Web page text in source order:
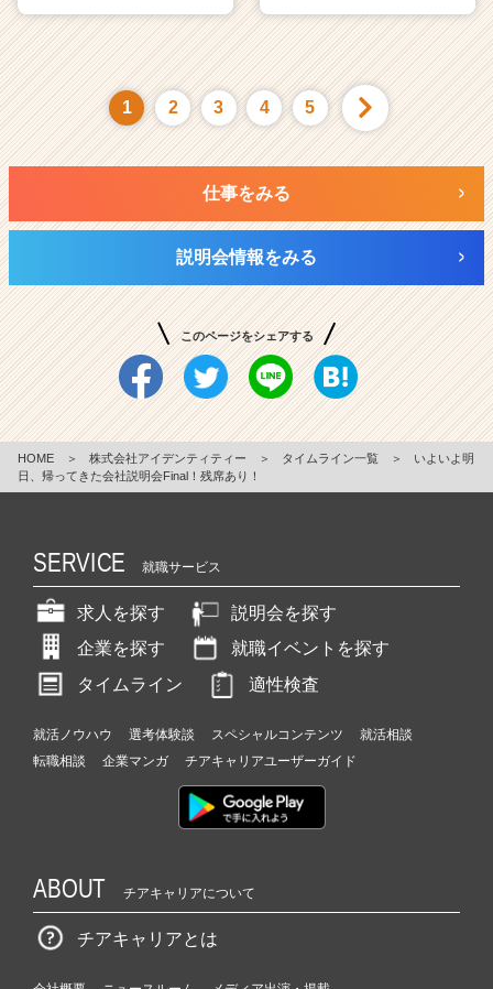
1 2 3 4 5
仕事をみる
説明会情報をみる
このページをシェアする
HOME ＞ 株式会社アイデンティティー ＞ タイムライン一覧 ＞
いよいよ明
日、帰ってきた会社説明会Final！残席あり！
SERVICE 就職サービス
求人を探す
説明会を探す
企業を探す
就職イベントを探す
タイムライン
適性検査
就活ノウハウ 選考体験談 スペシャルコンテンツ
就活相談
転職相談
企業マンガ チアキャリアユーザーガイド
ABOUT チアキャリアについて
チアキャリアとは